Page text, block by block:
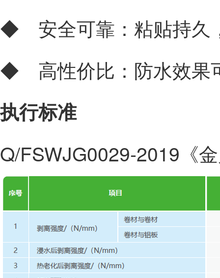
◆ 安全可靠：粘贴持久
◆ 高性价比：防水效果
执行标准
Q/FSWJG0029-2019《